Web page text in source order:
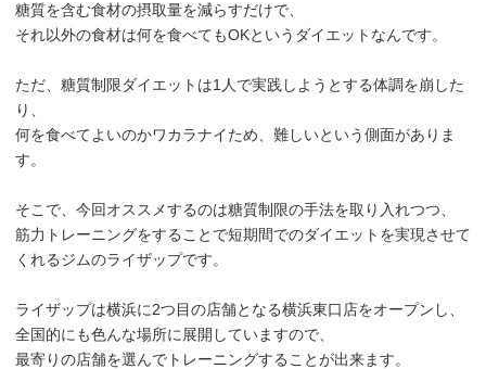
糖質を含む食材の摂取量を減らすだけで、
それ以外の食材は何を食べてもOKというダイエットなんです。
ただ、糖質制限ダイエットは1人で実践しようとする体調を崩した
り、
何を食べてよいのかワカラナイため、難しいという側面がありま
す。
そこで、今回オススメするのは糖質制限の手法を取り入れつつ、
筋力トレーニングをすることで短期間でのダイエットを実現させて
くれるジムのライザップです。
ライザップは横浜に2つ目の店舗となる横浜東口店をオープンし、
全国的にも色んな場所に展開していますので、
最寄りの店舗を選んでトレーニングすることが出来ます。